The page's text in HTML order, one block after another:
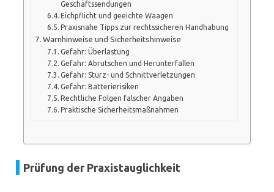
Geschäftssendungen
Eichpflicht und geeichte Waagen
Praxisnahe Tipps zur rechtssicheren Handhabung
Warnhinweise und Sicherheitshinweise
Gefahr: Überlastung
Gefahr: Abrutschen und Herunterfallen
Gefahr: Sturz- und Schnittverletzungen
Gefahr: Batterierisiken
Rechtliche Folgen falscher Angaben
Praktische Sicherheitsmaßnahmen
Prüfung der Praxistauglichkeit